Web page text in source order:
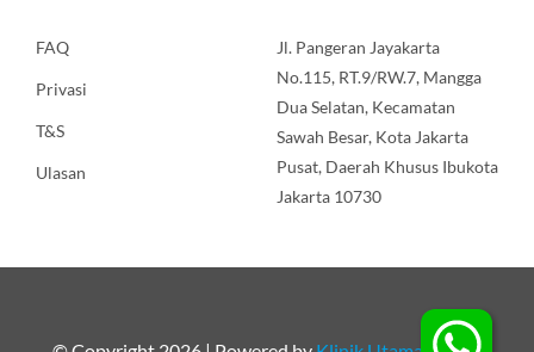
FAQ
Privasi
T&S
Ulasan
Jl. Pangeran Jayakarta
No.115, RT.9/RW.7, Mangga
Dua Selatan, Kecamatan
Sawah Besar, Kota Jakarta
Pusat, Daerah Khusus Ibukota
Jakarta 10730